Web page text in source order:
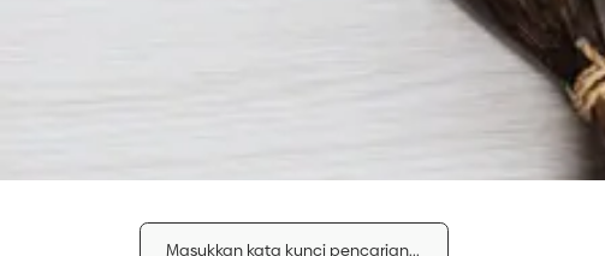
Brownies Panggang
LAIN – LAIN